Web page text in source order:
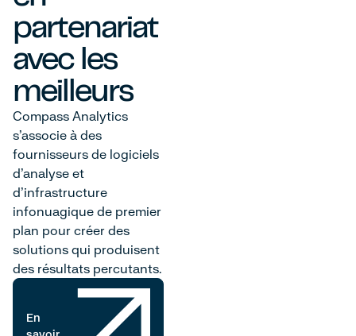
partenariat
avec les
meilleurs
Compass Analytics
s'associe à des
fournisseurs de logiciels
d'analyse et
d'infrastructure
infonuagique de premier
plan pour créer des
solutions qui produisent
des résultats percutants.
En